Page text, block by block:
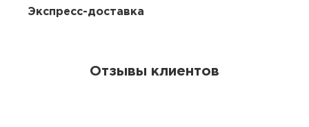
Экспресс-доставка
Отзывы клиентов